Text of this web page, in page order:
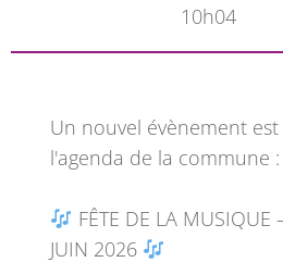
10h04
Un nouvel évènement
l'agenda de la commune :
FÊTE DE LA MUSIQUE
JUIN 2026